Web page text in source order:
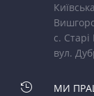
с. Старі
вул.

МИ